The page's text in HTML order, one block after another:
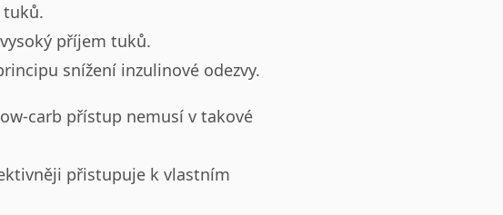
tuků.
příjem tuků.
snížení inzulinové odezvy.
carb přístup nemusí v takové
přistupuje k vlastním